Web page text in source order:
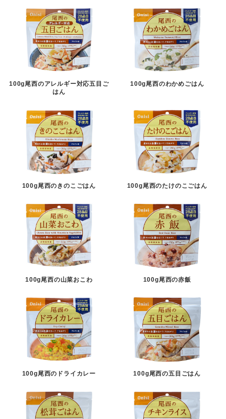
100g尾西のアレルギー対応五目ご
はん
100g尾西のわかめごはん
100g尾西のきのこごはん 100g尾西のたけのこごはん
100g尾西の山菜おこわ 100g尾西の赤飯
100g尾西のドライカレー 100g尾西の五目ごはん